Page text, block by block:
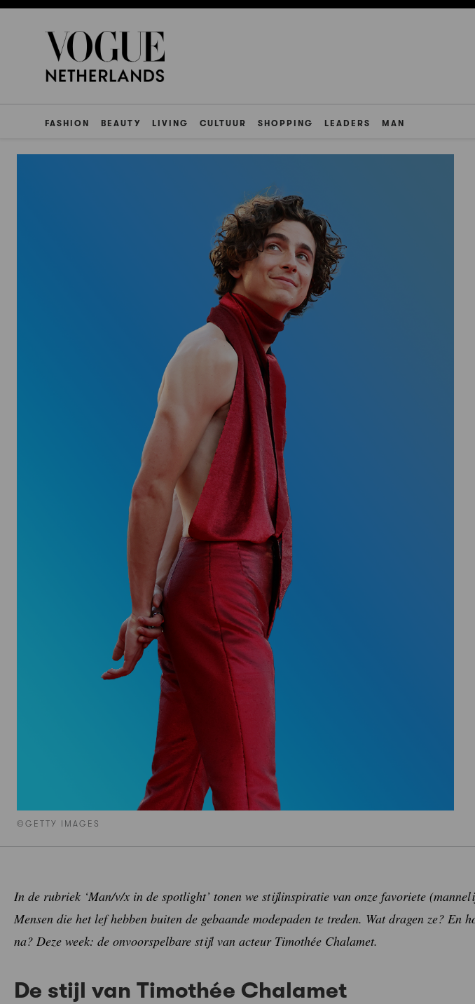
FASHION BEAUTY LIVING CULTUUR SHOPPING LEADERS MAN
©GETTY IMAGES
In de rubriek ‘Man/v/x in de spotlight’ tonen we stijlinspiratie van onze favoriete
Mensen die het lef hebben buiten de gebaande modepaden te treden. Wat dragen ze? En
na? Deze week: de onvoorspelbare stijl van acteur Timothée Chalamet.
De stijl van Timothée Chalamet